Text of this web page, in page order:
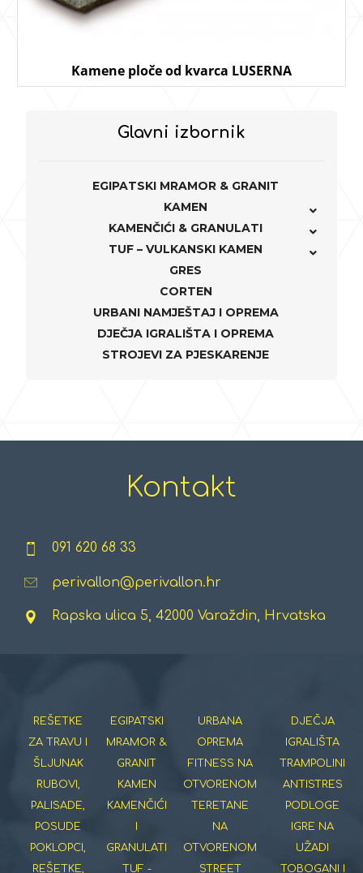
Kamene ploče od kvarca LUSERNA
Glavni izbornik
EGIPATSKI MRAMOR & GRANIT
KAMEN
KAMENČIĆI & GRANULATI
TUF – VULKANSKI KAMEN
GRES
CORTEN
URBANI NAMJEŠTAJ I OPREMA
DJEČJA IGRALIŠTA I OPREMA
STROJEVI ZA PJESKARENJE
Kontakt
091 620 68 33
perivallon@perivallon.hr
Rapska ulica 5, 42000 Varaždin, Hrvatska
REŠETKE
ZA TRAVU I
ŠLJUNAK
RUBOVI,
PALISADE,
POSUDE
POKLOPCI,
REŠETKE,
EGIPATSKI
MRAMOR &
GRANIT
KAMEN
KAMENČIĆI
I
GRANULATI
TUF -
URBANA
OPREMA
FITNESS NA
OTVORENOM
TERETANE
NA
OTVORENOM
STREET
DJEČJA
IGRALIŠTA
TRAMPOLINI
ANTISTRES
PODLOGE
IGRE NA
UŽADI
TOBOGANI I